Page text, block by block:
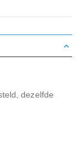
dezelfde